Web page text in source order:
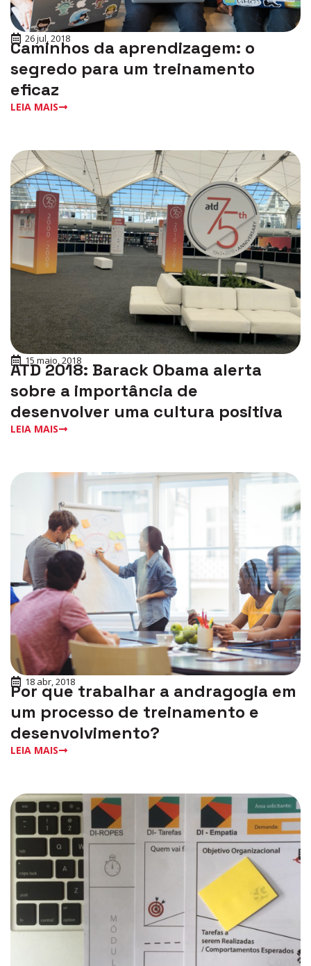
26 jul, 2018
Caminhos da aprendizagem: o
segredo para um treinamento
eficaz
LEIA MAIS
15 maio, 2018
ATD 2018: Barack Obama alerta
sobre a importância de
desenvolver uma cultura positiva
LEIA MAIS
18 abr, 2018
Por que trabalhar a andragogia em
um processo de treinamento e
desenvolvimento?
LEIA MAIS